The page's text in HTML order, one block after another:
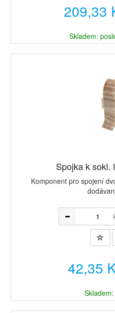
209,33
Skladem:
Spojka k sokl.
Komponent pro spojení
42,35